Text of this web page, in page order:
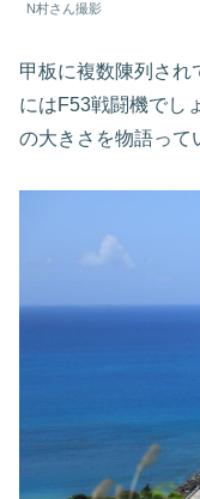
N村さん撮影
甲板に複数陳列され
にはF53戦闘機でし
の大きさを物語って